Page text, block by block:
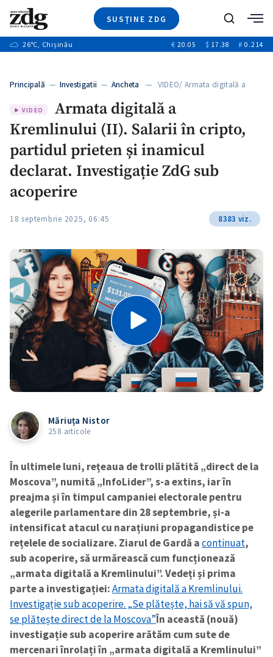
SUSȚINE ZDG
Ştiri
+13
Video
Special
Blog
Caută
26°C, Chișinău € 20.05 $ 17.38 ₽ 0.214
Principală — Investigatii — Ancheta
— VIDEO/ Armata digitală a
VIDEO
Armata digitală a
Kremlinului (II). Salarii în cripto,
partidul prieten și inamicul
declarat. Investigație ZdG sub
acoperire
18 septembrie 2025, 06:45 8383 viz.
Măriuța Nistor
258 articole
În ultimele luni, rețeaua de trolli plătită „direct de la
Moscova”, numită „InfoLider”, s-a extins, iar în
preajma și în timpul campaniei electorale pentru
alegerile parlamentare din 28 septembrie, și-a
intensificat atacul cu narațiuni propagandistice pe
rețelele de socializare. Ziarul de Gardă acontinuat,
sub acoperire, să urmărească cum funcționează
„armata digitală a Kremlinului”.Vedeți și prima
parte a investigației:Armata digitală a Kremlinului.
Investigație sub acoperire. „Se plătește, hai să vă spun,
se plătește direct de la Moscova”În această (nouă)
investigație sub acoperire arătăm cum sute de
mercenari înrolați în „armata digitală a Kremlinului”